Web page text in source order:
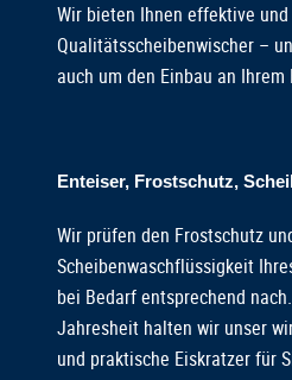
Wir bieten Ihnen effektive
Qualitätsscheibenwischer –
auch um den Einbau an Ihrem
Enteiser, Frostschutz,
Wir prüfen den Frostschutz
Scheibenwaschflüssigkeit
bei Bedarf entsprechend
Jahresheit halten wir unser
und praktische Eiskratzer für